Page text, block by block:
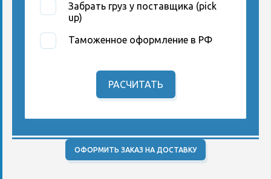
Забрать груз у поставщика (pick
up)
Таможенное оформление в РФ
РАСЧИТАТЬ
ОФОРМИТЬ ЗАКАЗ НА ДОСТАВКУ